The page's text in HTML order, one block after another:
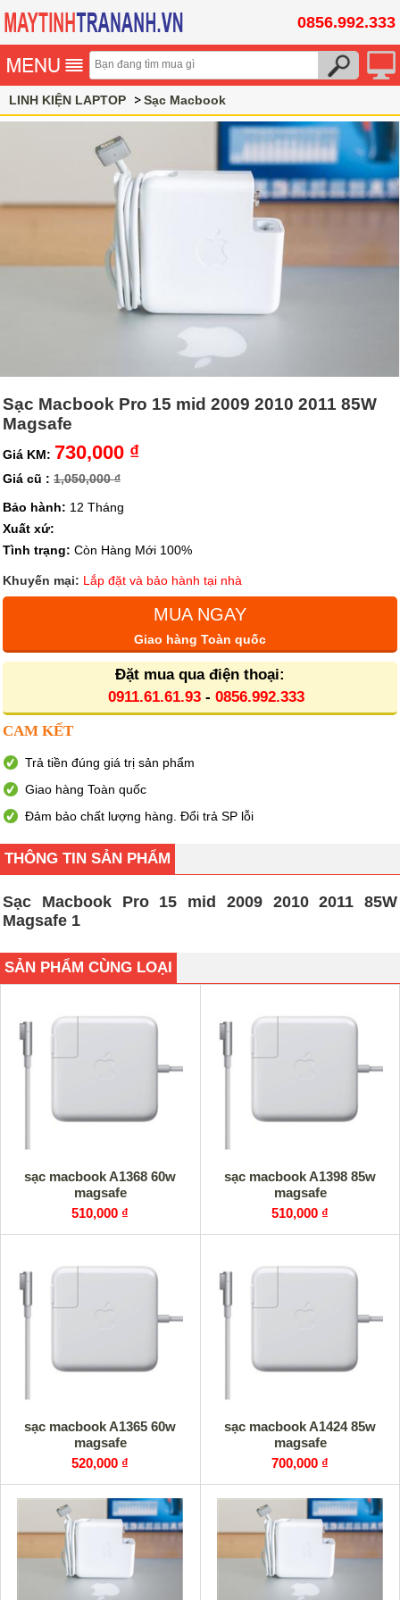
0856.992.333
LINH KIỆN LAPTOP Sạc Macbook
Sạc Macbook Pro 15 mid 2009 2010 2011 85W
Magsafe
Giá KM: 730,000 ₫
Giá cũ : 1,050,000 ₫
Bảo hành: 12 Tháng
Xuất xứ:
Tình trạng: Còn Hàng Mới 100%
Khuyến mại: Lắp đặt và bảo hành tại nhà
MUA NGAY
Giao hàng Toàn quốc
Đặt mua qua điện thoại:
0911.61.61.93- 0856.992.333
CAM KẾT
Trả tiền đúng giá trị sản phẩm
Giao hàng Toàn quốc
Đảm bảo chất lượng hàng. Đổi trả SP lỗi
THÔNG TIN SẢN PHẨM
Sạc Macbook Pro 15 mid 2009 2010 2011 85W
Magsafe 1
SẢN PHẨM CÙNG LOẠI
sạc macbook A1368 60w
magsafe
510,000 ₫
sạc macbook A1398 85w
magsafe
510,000 ₫
sạc macbook A1365 60w
magsafe
520,000 ₫
sạc macbook A1424 85w
magsafe
700,000 ₫